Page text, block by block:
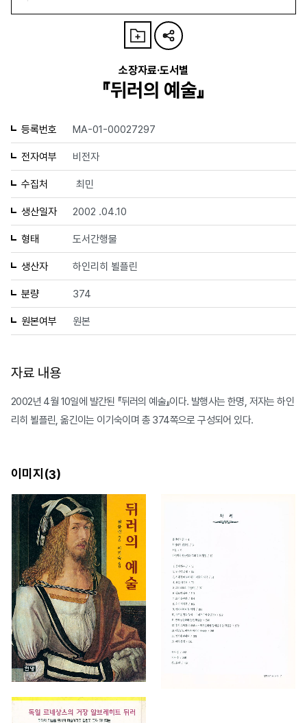
소장자료·도서별
『뒤러의 예술』
등록번호 MA-01-00027297
전자여부 비전자
수집처 최민
생산일자 2002 .04.10
형태 도서간행물
생산자 하인리히 뵐플린
분량 374
원본여부 원본
자료 내용
2002년 4월 10일에 발간된 『뒤러의 예술』이다. 발행사는 한명, 저자는 하인
리히 뵐플린, 옮긴이는 이기숙이며 총 374쪽으로 구성되어 있다.
이미지(3)